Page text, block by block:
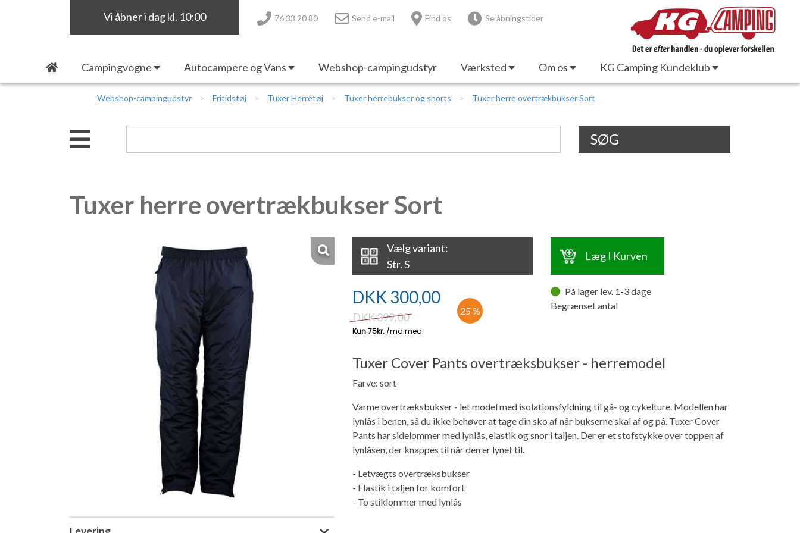
Vi åbner i dag kl. 10:00 76 33 20 80 Send e-mail Find os Se åbningstider
Campingvogne Autocampere og Vans Webshop-campingudstyr Værksted Om os KG Camping Kundeklub
Webshop-campingudstyr Fritidstøj Tuxer Herretøj Tuxer herrebukser og shorts Tuxer herre overtrækbukser Sort
SØG
Tuxer herre overtrækbukser Sort
Vælg variant:
Str. S
Læg I Kurven
DKK 300,00
DKK399,00 25 %
På lager lev. 1-3 dage
Begrænset antal
Tuxer Cover Pants overtræksbukser - herremodel
Farve: sort
Varme overtræksbukser - let model med isolationsfyldning til gå- og cykelture. Modellen har
lynlås i benen, så du ikke behøver at tage din sko af når bukserne skal af og på. Tuxer Cover
Pants har sidelommer med lynlås, elastik og snor i taljen. Der er et stofstykke over toppen af
lynlåsen, der knappes til når den er lynet til.
- Letvægts overtræksbukser
- Elastik i taljen for komfort
- To stiklommer med lynlås